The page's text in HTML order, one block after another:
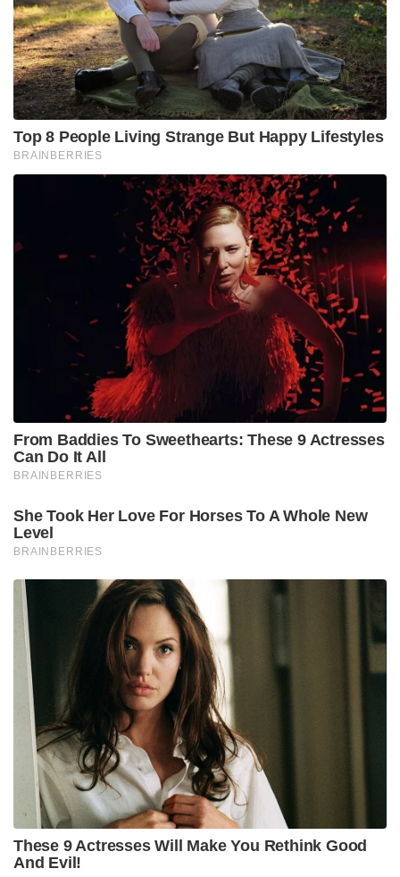
ന്യൂനപക്ഷകാര്യ മന്ത്രി ലോക്സഭയെ അറിയിച്ചു.
കൗൺസിലിൽ പരമാവധി 4 അമുസ്ലിം അംഗങ്ങൾ
മാത്രമേ ഉണ്ടാകൂ, അതിൽ 2 പേർ
സ്ത്രീകളായിരിക്കണം എന്നും ബിൽ വ്യവസ്ഥ
ചെയ്യുന്നു. കൂടാതെ ഏതൊരാൾക്കും വഖഫ്
സൃഷ്ടിക്കാൻ കഴിയുമെന്ന വ്യവസ്ഥ മാറ്റി കുറഞ്ഞത്
അഞ്ച് വർഷമെങ്കിലും ഇസ്ലാം ആചരിക്കുന്ന ഒരാൾക്ക്
മാത്രമേ വഖഫ് സൃഷ്ടിക്കാൻ കഴിയൂ എന്ന
വ്യവസ്ഥയും ബില്ലിൽ ഉൾപ്പെടുത്തിയിട്ടുണ്ട്.
kiran rijiju waqf bill UMEED bill